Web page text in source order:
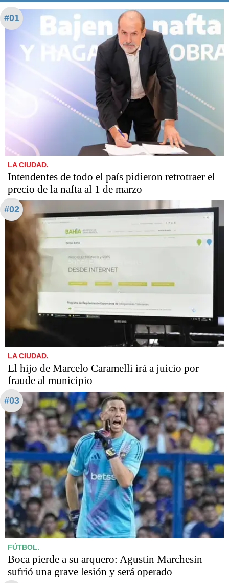
#01
LA CIUDAD.
Intendentes de todo el país pidieron retrotraer el
precio de la nafta al 1 de marzo
#02
LA CIUDAD.
​​​​​El hijo de Marcelo Caramelli irá a juicio por
fraude al municipio
#03
FÚTBOL.
Boca pierde a su arquero: Agustín Marchesín
sufrió una grave lesión y será operado